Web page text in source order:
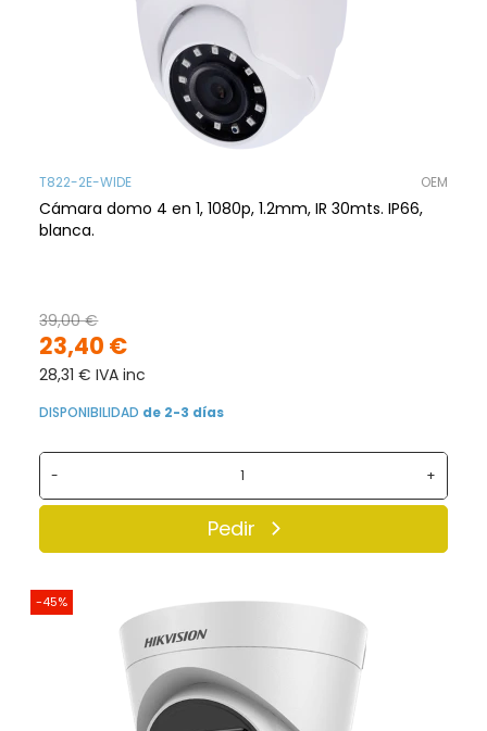
T822-2E-WIDE OEM
Cámara domo 4 en 1, 1080p, 1.2mm, IR 30mts. IP66,
blanca.
23,40 €
39,00 €
28,31 € IVA inc
DISPONIBILIDAD de 2-3 días
- +
Pedir
-45%